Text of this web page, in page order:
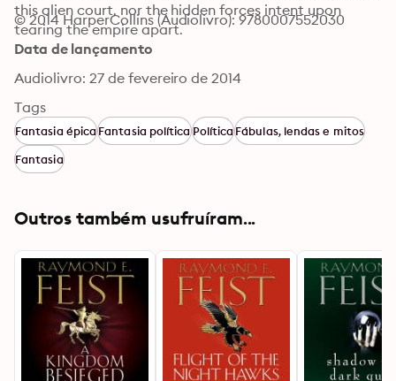
this alien court, nor the hidden forces intent upon
tearing the empire apart.
© 2014 HarperCollins (Audiolivro): 9780007552030
Data de lançamento
Audiolivro: 27 de fevereiro de 2014
Tags
Fantasia épicaFantasia políticaPolíticaFábulas, lendas e mitos
Fantasia
Outros também usufruíram...